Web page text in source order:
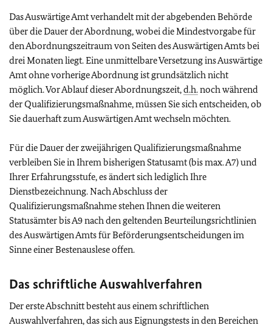
Das Auswärtige Amt verhandelt mit der abgebenden Behörde
über die Dauer der Abordnung, wobei die Mindestvorgabe für
den Abordnungszeitraum von Seiten des Auswärtigen Amts bei
drei Monaten liegt. Eine unmittelbare Versetzung ins Auswärtige
Amt ohne vorherige Abordnung ist grundsätzlich nicht
möglich.Vor Ablauf dieser Abordnungszeit,d.h.noch während
der Qualifizierungsmaßnahme, müssen Sie sich entscheiden, ob
Sie dauerhaft zum Auswärtigen Amt wechseln möchten.
Für die Dauer der zweijährigen Qualifizierungsmaßnahme
verbleiben Sie in Ihrem bisherigen Statusamt (bis max. A7) und
Ihrer Erfahrungsstufe, es ändert sich lediglich Ihre
Dienstbezeichnung. Nach Abschluss der
Qualifizierungsmaßnahme stehen Ihnen die weiteren
Statusämter bis A9 nach den geltenden Beurteilungsrichtlinien
des Auswärtigen Amts für Beförderungsentscheidungen im
Sinne einer Bestenauslese offen.
Das schriftliche Auswahlverfahren
Der erste Abschnitt besteht aus einem schriftlichen
Auswahlverfahren, das sich aus Eignungstests in den Bereichen